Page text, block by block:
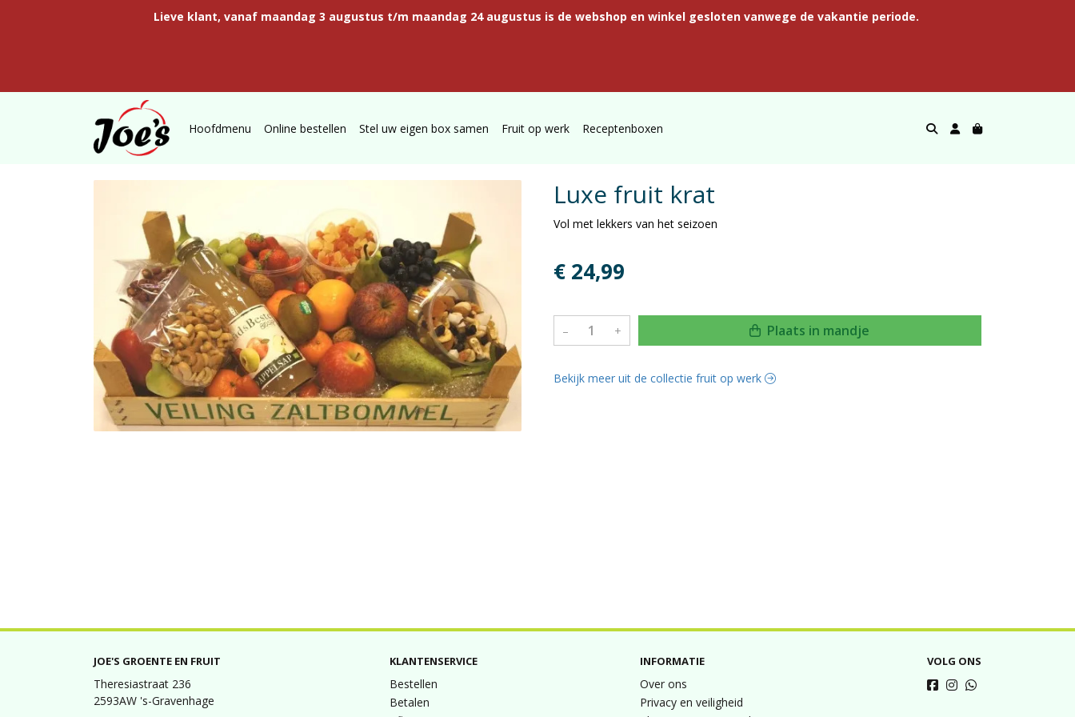
Lieve klant, vanaf maandag 3 augustus t/m maandag 24 augustus is de webshop en winkel gesloten vanwege de vakantie periode.
Hoofdmenu Online bestellen Stel uw eigen box samen Fruit op werk Receptenboxen
Luxe fruit krat
Vol met lekkers van het seizoen
€ 24,99
– + Plaats in mandje
Bekijk meer uit de collectie fruit op werk
JOE'S GROENTE EN FRUIT
Theresiastraat 236
2593AW 's-Gravenhage
KLANTENSERVICE
Bestellen
Betalen
INFORMATIE
Over ons
Privacy en veiligheid
VOLG ONS